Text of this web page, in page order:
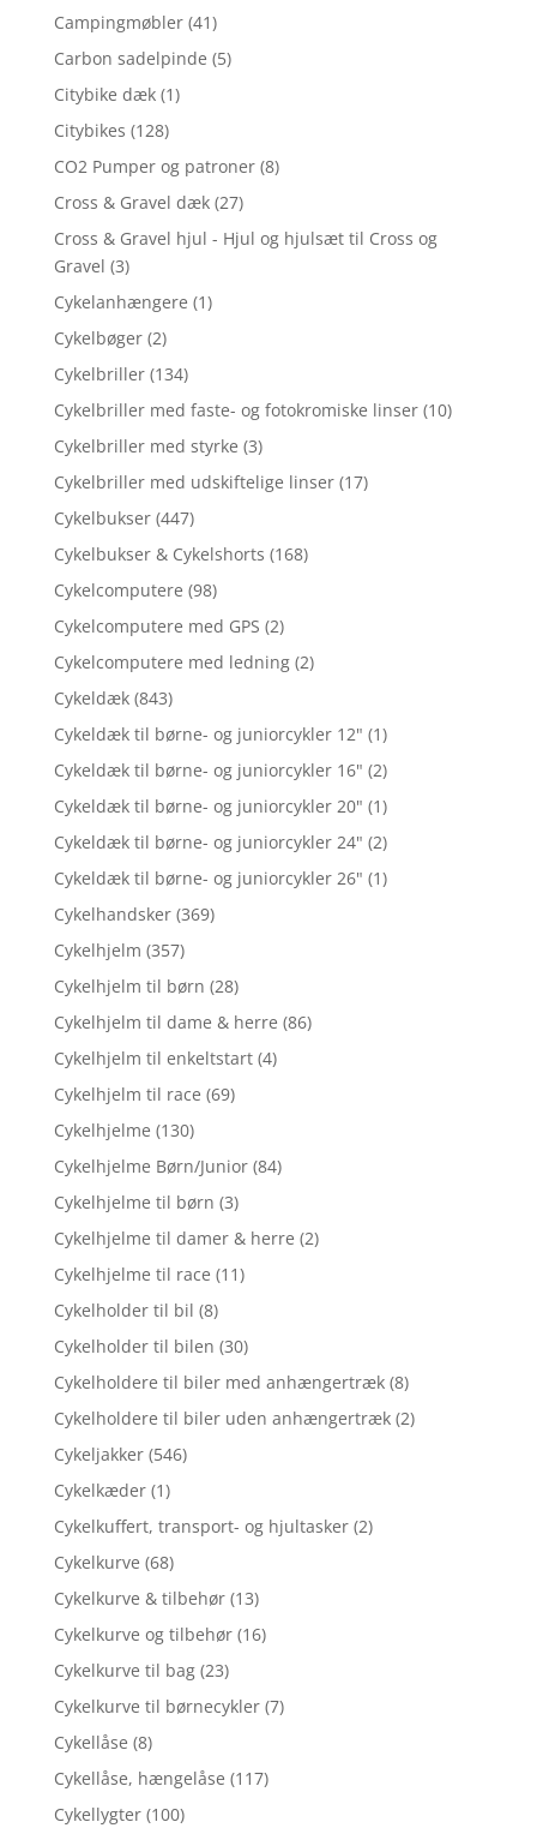
Campingmøbler (41)
Carbon sadelpinde (5)
Citybike dæk (1)
Citybikes (128)
CO2 Pumper og patroner (8)
Cross & Gravel dæk (27)
Cross & Gravel hjul - Hjul og hjulsæt til Cross og
Gravel (3)
Cykelanhængere (1)
Cykelbøger (2)
Cykelbriller (134)
Cykelbriller med faste- og fotokromiske linser (10)
Cykelbriller med styrke (3)
Cykelbriller med udskiftelige linser (17)
Cykelbukser (447)
Cykelbukser & Cykelshorts (168)
Cykelcomputere (98)
Cykelcomputere med GPS (2)
Cykelcomputere med ledning (2)
Cykeldæk (843)
Cykeldæk til børne- og juniorcykler 12" (1)
Cykeldæk til børne- og juniorcykler 16" (2)
Cykeldæk til børne- og juniorcykler 20" (1)
Cykeldæk til børne- og juniorcykler 24" (2)
Cykeldæk til børne- og juniorcykler 26" (1)
Cykelhandsker (369)
Cykelhjelm (357)
Cykelhjelm til børn (28)
Cykelhjelm til dame & herre (86)
Cykelhjelm til enkeltstart (4)
Cykelhjelm til race (69)
Cykelhjelme (130)
Cykelhjelme Børn/Junior (84)
Cykelhjelme til børn (3)
Cykelhjelme til damer & herre (2)
Cykelhjelme til race (11)
Cykelholder til bil (8)
Cykelholder til bilen (30)
Cykelholdere til biler med anhængertræk (8)
Cykelholdere til biler uden anhængertræk (2)
Cykeljakker (546)
Cykelkæder (1)
Cykelkuffert, transport- og hjultasker (2)
Cykelkurve (68)
Cykelkurve & tilbehør (13)
Cykelkurve og tilbehør (16)
Cykelkurve til bag (23)
Cykelkurve til børnecykler (7)
Cykellåse (8)
Cykellåse, hængelåse (117)
Cykellygter (100)